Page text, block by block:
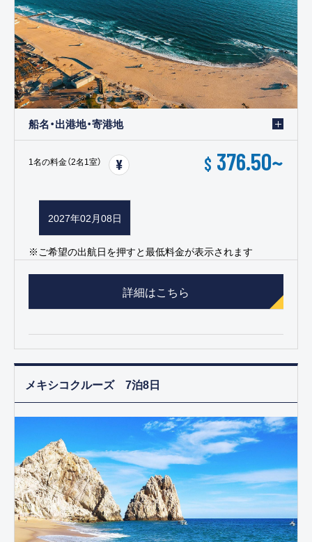
船名・出港地・寄港地
1名の料金（2名1室） $ 376.50~
2027年02月08日
※ご希望の出航日を押すと最低料金が表示されます
詳細はこちら
メキシコクルーズ 7泊8日